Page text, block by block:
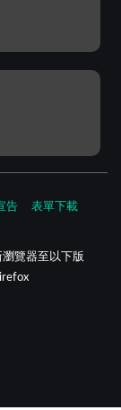
告 表單下載
覽器至以下版